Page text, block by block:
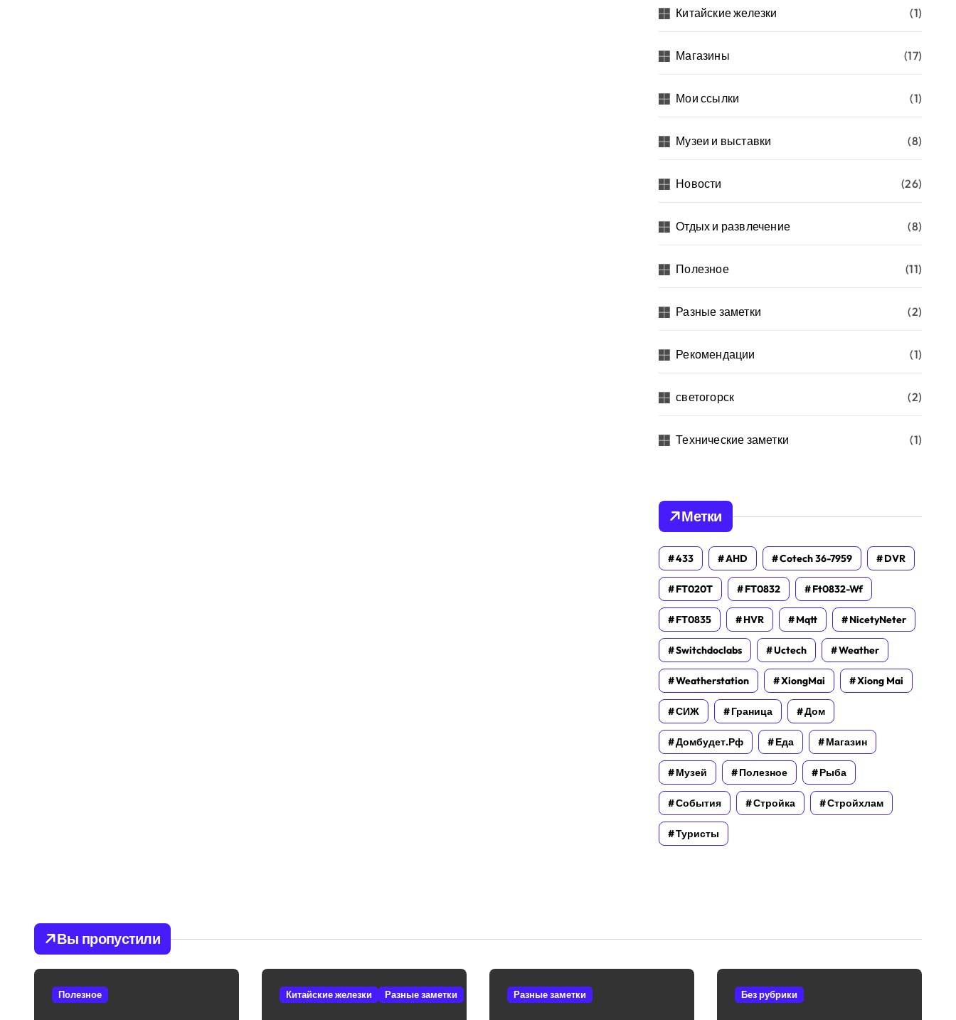
Китайские железки (1)
Магазины (17)
Мои ссылки (1)
Музеи и выставки (8)
Новости (26)
Отдых и развлечение (8)
Полезное (11)
Разные заметки (2)
Рекомендации (1)
светогорск (2)
Технические заметки (1)
Метки
433 AHD Cotech 36-7959 DVR
FT020T FT0832 Ft0832-Wf
FT0835 HVR Mqtt NicetyNeter
Switchdoclabs Uctech Weather
Weatherstation XiongMai Xiong Mai
СИЖ Граница Дом
Домбудет.рф Еда Магазин
Музей Полезное Рыба
События Стройка Стройхлам
Туристы
Вы пропустили
Полезное Китайские железки Разные заметки Разные заметки Без рубрики